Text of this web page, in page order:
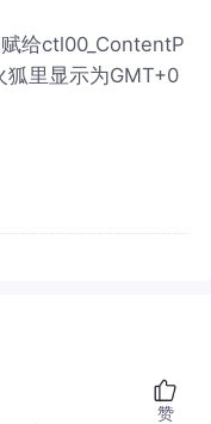
给ctl00_ContentP
里显示为GMT+0
赞